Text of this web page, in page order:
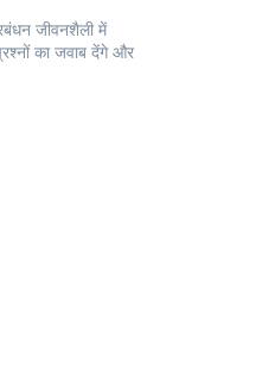
जीवनशैली में
का जवाब देंगे और